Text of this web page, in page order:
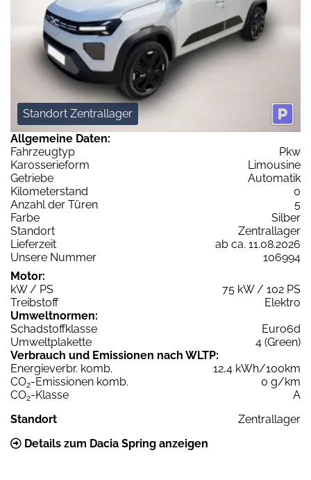
Standort Zentrallager
Allgemeine Daten:
Fahrzeugtyp
Pkw
Karosserieform
Limousine
Getriebe
Automatik
Kilometerstand
0
Anzahl der Türen
5
Farbe
Silber
Standort
Zentrallager
Lieferzeit
ab ca. 11.08.2026
Unsere Nummer
106994
Motor:
kW / PS
75 kW / 102 PS
Treibstoff
Elektro
Umweltnormen:
Schadstoffklasse
Euro6d
Umweltplakette
4 (Green)
Verbrauch und Emissionen nach WLTP:
Energieverbr. komb.
12,4 kWh/100km
CO2-Emissionen komb.
0 g/km
CO2-Klasse
A
Standort
Zentrallager
Details zum Dacia Spring anzeigen